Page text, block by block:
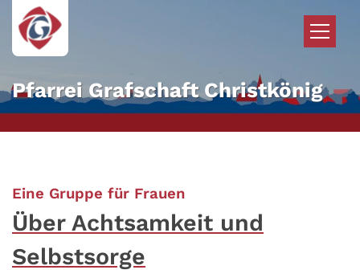
Zum Inhalt springen
Pfarrei Grafschaft Christkönig
Eine Gruppe für Frauen
Über Achtsamkeit und
Selbstsorge